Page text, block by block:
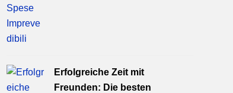
Erfolgreiche Zeit mit
Freunden: Die besten